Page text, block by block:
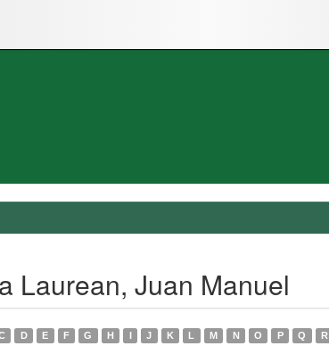
Laurean, Juan Manuel
D E F G H I J K L M N O P Q R